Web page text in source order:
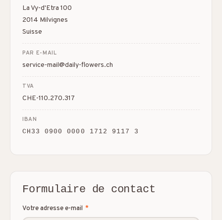
La Vy-d'Etra 100
2014 Milvignes
Suisse
PAR E-MAIL
service-mail@daily-flowers.ch
TVA
CHE-110.270.317
IBAN
CH33 0900 0000 1712 9117 3
Formulaire de contact
Votre adresse e-mail *